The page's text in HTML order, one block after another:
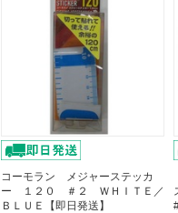
コーモラン メジャーステッカ
ー １２０ ＃２ ＷＨＩＴＥ／
ＢＬＵＥ【即日発送】